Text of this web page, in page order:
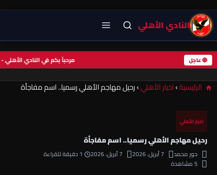
النادي الأهلي
🔴 عاجل مرحباً بكم في النادي
الرئيسية›اخبار الأهلي›رحيل مهاجم الأهلي رسميا.. اسم مفاجأة
اخبار الأهلي
رحيل مهاجم الأهلي رسميا.. اسم مفاجأة
حور محمد 7 أبريل، 2026 7 أبريل، 2026
1 دقيقة للقراءة
5 مشاهدة